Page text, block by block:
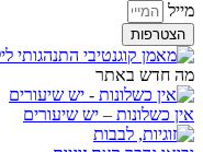
מייל
הצטרפות
מה חדש באתר
אין כשלונות – יש שיעורים